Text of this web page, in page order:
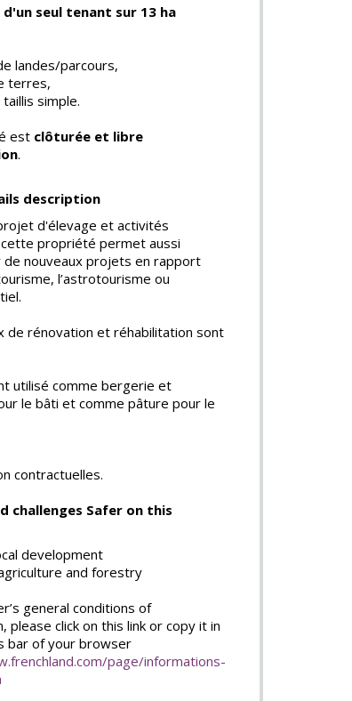
seul tenant sur 13 ha
landes/parcours,
terres,
simple.
est clôturée et libre
.
description
d'élevage et activités
propriété permet aussi
de nouveaux projets en rapport
l’astrotourisme ou
de rénovation et réhabilitation sont
utilisé comme bergerie et
le bâti et comme pâture pour le
contractuelles.
challenges Safer on this
development
and forestry
general conditions of
please click on this link or copy it in
bar of your browser
page/informations-